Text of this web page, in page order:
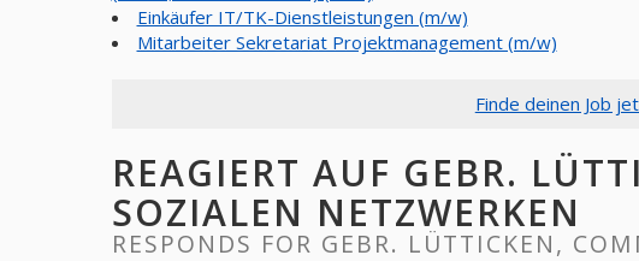
Einkäufer IT/TK-Dienstleistungen (m/w)
Mitarbeiter Sekretariat Projektmanagement (m/w)
Finde deinen Job
REAGIERT AUF GEBR.
SOZIALEN NETZWERKEN
RESPONDS FOR GEBR. LÜTTICKEN,